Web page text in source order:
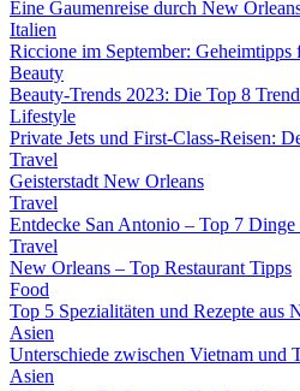
Eine Gaumenreise durch New
Italien
Riccione im September: Geheimtipps
Beauty
Beauty-Trends 2023: Die Top 8
Lifestyle
Private Jets und First-Class-Reisen:
Travel
Geisterstadt New Orleans
Travel
Entdecke San Antonio – Top 7 Dinge
Travel
New Orleans – Top Restaurant Tipps
Food
Top 5 Spezialitäten und Rezepte aus
Asien
Unterschiede zwischen Vietnam und
Asien